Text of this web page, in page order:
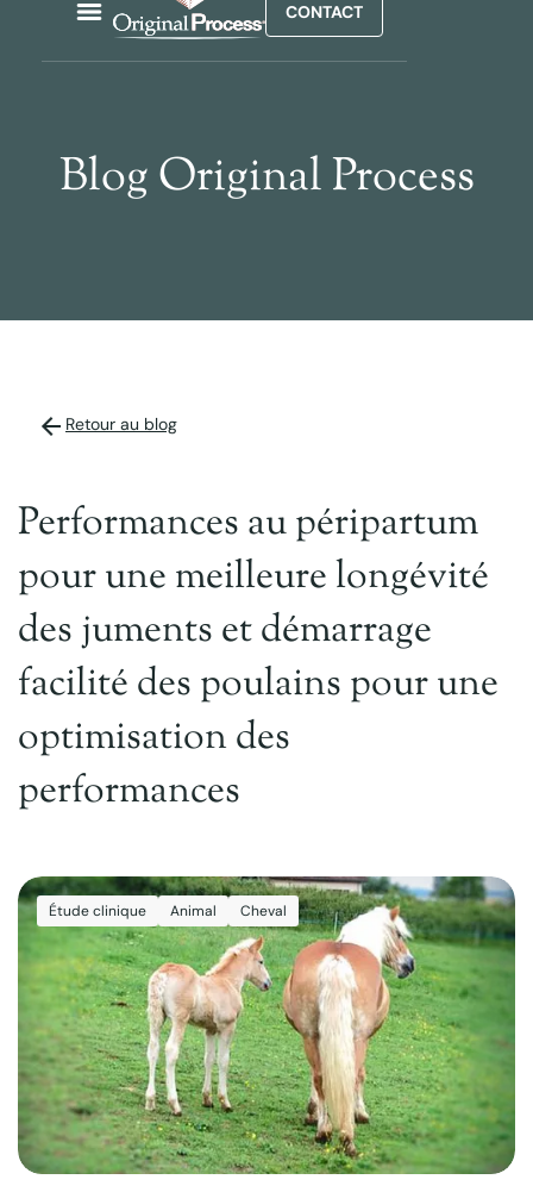
CONTACT
Blog Original Process
Retour au blog
Performances au péripartum
pour une meilleure longévité
des juments et démarrage
facilité des poulains pour une
optimisation des
performances
Étude clinique Animal Cheval